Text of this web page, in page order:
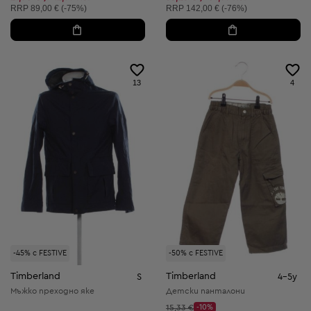
Препоръчителна цена:
RRP 89,00 € (-75%) Препоръчителна цена:
RRP 142,00 € (-76%)
-45% с FESTIVE
13
Timberland S
Мъжко преходно яке
-50% с FESTIVE
4
Timberland 4-5y
Детски панталони
Начална цена:
15,33 € -10%